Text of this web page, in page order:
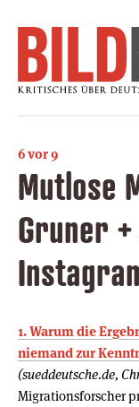
6 vor 9
Mutlose
Gruner
1. Warum die
niemand zur
(sueddeutsche.de,
Migrationsforscher